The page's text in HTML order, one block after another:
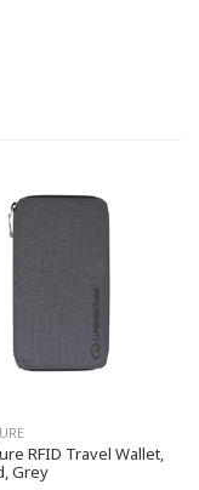
RFID Travel Wallet,
Grey